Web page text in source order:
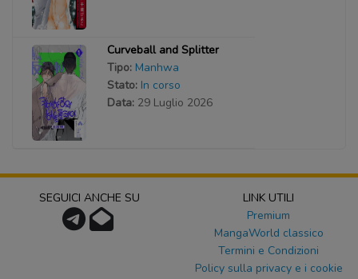
Curveball and Splitter
Tipo: Manhwa
Stato: In corso
Data: 29 Luglio 2026
SEGUICI ANCHE SU
LINK UTILI
Premium
MangaWorld classico
Termini e Condizioni
Policy sulla privacy e i cookie